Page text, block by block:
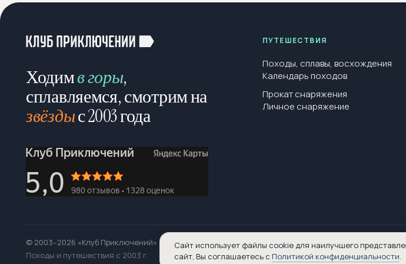
Ходимв горы,
сплавляемся, смотрим на
звёздыс 2003 года
ПУТЕШЕСТВИЯ
Походы, сплавы, восхождения
Календарь походов
Прокат снаряжения
Личное снаряжение
© 2003–2026 «Клуб Приключений»
Походы и путешествия с 2003 г.
Информация на данной странице
Сайт использует файлы cookie для наилучшего
сайт, Вы соглашаетесь с Политикой конфиденциальности.